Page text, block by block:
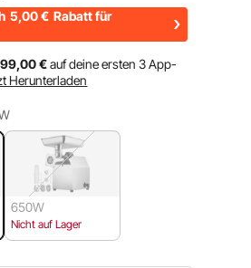
5,00 € Rabatt für
99,00 €auf deine ersten 3 App-
Herunterladen
650W
Nicht auf Lager